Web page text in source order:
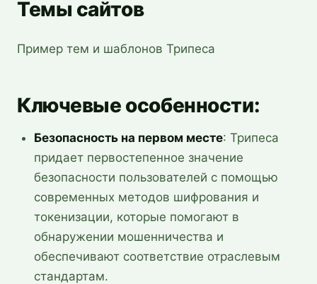
Темы сайтов
Пример тем и шаблонов Трипеса
Ключевые особенности:
Безопасность на первом месте: Трипеса
придает первостепенное значение
безопасности пользователей с помощью
современных методов шифрования и
токенизации, которые помогают в
обнаружении мошенничества и
обеспечивают соответствие отраслевым
стандартам.